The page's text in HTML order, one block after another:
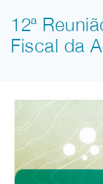
12ª
Fiscal da